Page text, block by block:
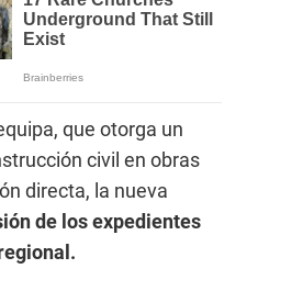
que otorga un
civil en obras
directa, la nueva
de los expedientes